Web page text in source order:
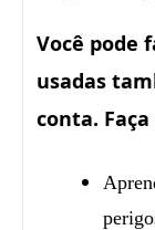
Você pode
usadas
conta.